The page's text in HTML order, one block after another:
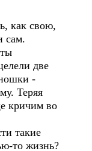
как свою,
сам.
две
-
Теряя
кричим во
такие
то жизнь?